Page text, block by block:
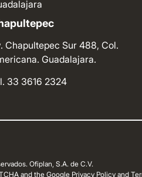
Chapultepec Sur 488, Col.
Guadalajara.
33 3616 2324
Ofiplan, S.A. de C.V.
and the Google Privacy Policy and